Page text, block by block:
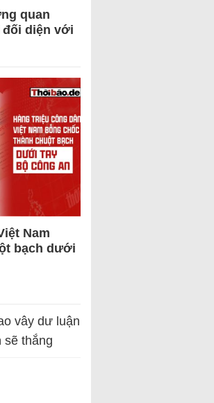
quan
diện với
Nam
bạch dưới
vây dư luận
sẽ thắng